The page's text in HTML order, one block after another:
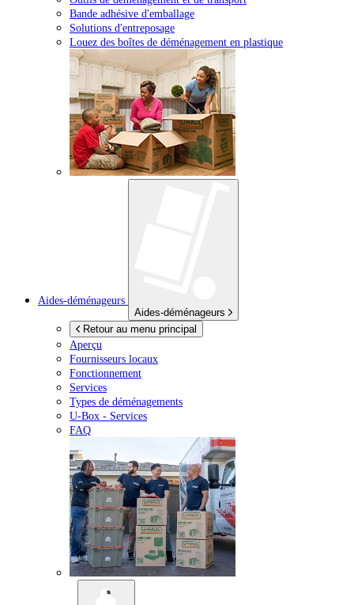
Bande adhésive d'emballage
Solutions d'entreposage
Louez des boîtes de déménagement en plastique
Aides-déménageurs
Aides-déménageurs
Retour au menu principal
Aperçu
Fournisseurs locaux
Fonctionnement
Services
Types de déménagements
U-Box - Services
FAQ